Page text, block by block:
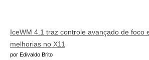
IceWM 4.1 traz controle avançado de foco
melhorias no X11
por Edivaldo Brito